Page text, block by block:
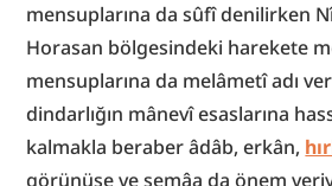
mensuplarına da sûfî denilirken
Horasan bölgesindeki harekete
mensuplarına da melâmetî adı
dindarlığın mânevî esaslarına
kalmakla beraber âdâb, erkân,
görünüşe ve semâa da önem